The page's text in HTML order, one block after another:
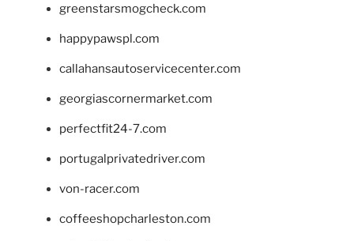
greenstarsmogcheck.com
happypawspl.com
callahansautoservicecenter.com
georgiascornermarket.com
perfectfit24-7.com
portugalprivatedriver.com
von-racer.com
coffeeshopcharleston.com